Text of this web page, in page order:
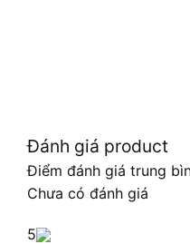
Đánh giá product
Điểm đánh giá trung
Chưa có đánh giá
5